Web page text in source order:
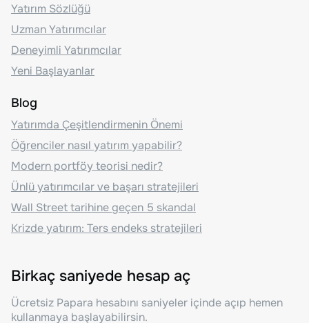
Yatırım Sözlüğü
Uzman Yatırımcılar
Deneyimli Yatırımcılar
Yeni Başlayanlar
Blog
Yatırımda Çeşitlendirmenin Önemi
Öğrenciler nasıl yatırım yapabilir?
Modern portföy teorisi nedir?
Ünlü yatırımcılar ve başarı stratejileri
Wall Street tarihine geçen 5 skandal
Krizde yatırım: Ters endeks stratejileri
Birkaç saniyede hesap aç
Ücretsiz Papara hesabını saniyeler içinde açıp hemen
kullanmaya başlayabilirsin.